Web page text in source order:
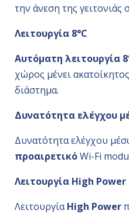
την άνεση της γειτονιάς
Λειτουργία 8°C
Αυτόματη λειτουργία
χώρος μένει
διάστημα.
Δυνατότητα ελέγχου
Δυνατότητα ελέγχου
προαιρετικόWi-Fi
Λειτουργία High Power
ΛειτουργίαHigh Power